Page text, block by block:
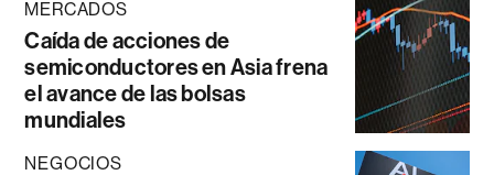
MERCADOS
Caída de acciones de
semiconductores en Asia frena
el avance de las bolsas
mundiales
NEGOCIOS